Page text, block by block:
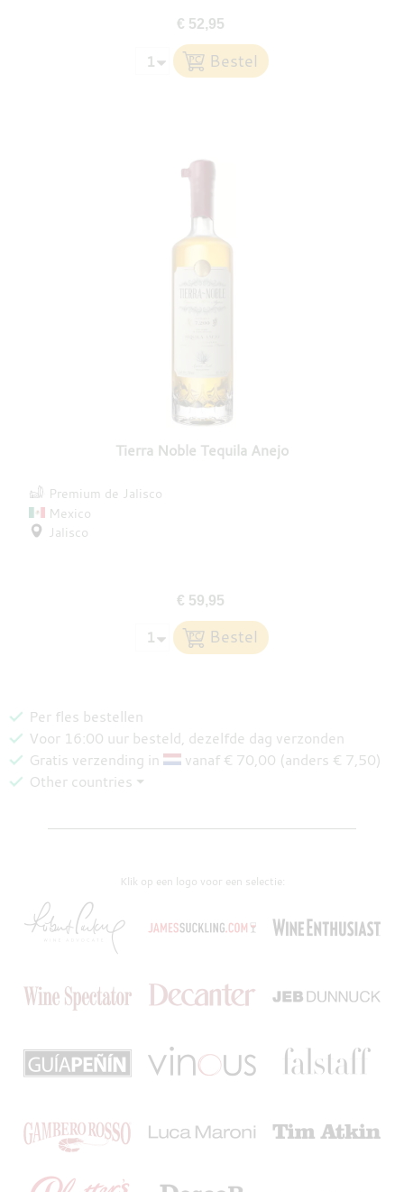
€ 52,95
Tierra Noble Tequila Anejo
Premium de Jalisco
Mexico
Jalisco
€ 59,95
Per fles bestellen
Voor 16:00 uur besteld, dezelfde dag verzonden
Gratis verzending in
vanaf € 70,00 (anders € 7,50)
Other countries ⏷
Klik op een logo voor een selectie: